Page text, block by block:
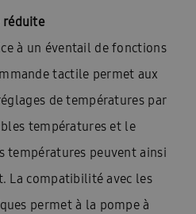
réduite
à un éventail de fonctions
tactile permet aux
de températures par
températures et le
températures peuvent ainsi
La compatibilité avec les
permet à la pompe à